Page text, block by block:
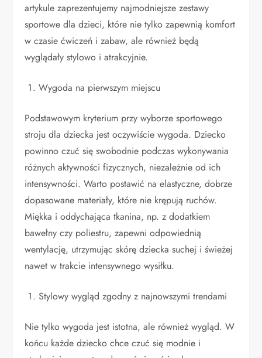
artykule zaprezentujemy najmodniejsze zestawy
sportowe dla dzieci, które nie tylko zapewnią komfort
w czasie ćwiczeń i zabaw, ale również będą
wyglądały stylowo i atrakcyjnie.
Wygoda na pierwszym miejscu
Podstawowym kryterium przy wyborze sportowego
stroju dla dziecka jest oczywiście wygoda. Dziecko
powinno czuć się swobodnie podczas wykonywania
różnych aktywności fizycznych, niezależnie od ich
intensywności. Warto postawić na elastyczne, dobrze
dopasowane materiały, które nie krępują ruchów.
Miękka i oddychająca tkanina, np. z dodatkiem
bawełny czy poliestru, zapewni odpowiednią
wentylację, utrzymując skórę dziecka suchej i świeżej
nawet w trakcie intensywnego wysiłku.
Stylowy wygląd zgodny z najnowszymi trendami
Nie tylko wygoda jest istotna, ale również wygląd. W
końcu każde dziecko chce czuć się modnie i